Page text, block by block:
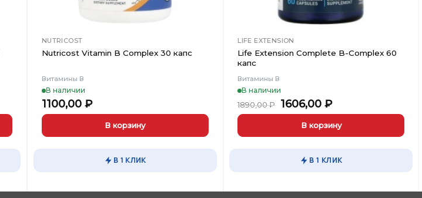
NUTRICOST
Nutricost Vitamin B Complex 30 капс
Витамины В
В наличии
1100,00 ₽
В корзину
В 1 КЛИК
LIFE EXTENSION
Life Extension Complete B-Complex 60
капс
Витамины В
В наличии
1890,00₽
Первоначальная
цена
составляла
1890,00 ₽.
1606,00₽Текущая
цена:
1606,00 ₽.
В корзину
В 1 КЛИК